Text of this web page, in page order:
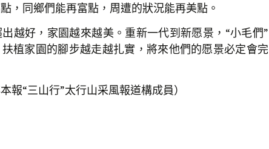
，同鄉們能再富點，周遭的狀況能再美點。
好，家園越來越美。重新一代到新愿景，“小毛們”
植家園的腳步越走越扎實，將來他們的愿景必定會完
“三山行”太行山采風報道構成員）